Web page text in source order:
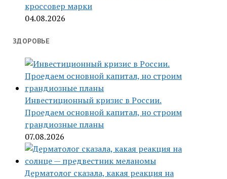
кроссовер марки
04.08.2026
ЗДОРОВЬЕ
Инвестиционный кризис в России.
Проедаем основной капитал, но строим
грандиозные планы
07.08.2026
Дерматолог сказала, какая реакция на